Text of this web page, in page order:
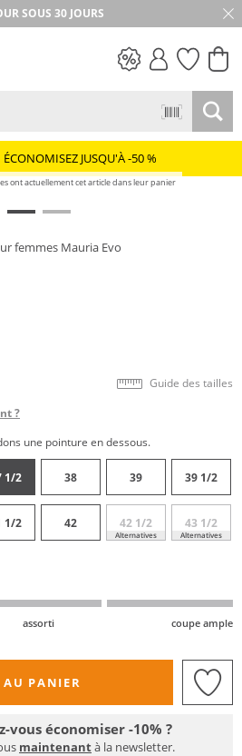
SOUS 30 JOURS
ÉCONOMISEZ JUSQU'À -50 %
ont actuellement cet article dans leur panier
femmes Mauria Evo
Guide des tailles
?
une pointure en dessous.
1/2 38 39 39 1/2
1/2 42 42 1/2
Alternatives
43 1/2
Alternatives
assorti coupe ample
AU PANIER
vous économiser -10% ?
maintenantà la newsletter.